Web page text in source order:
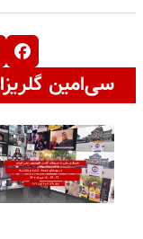
سی‌امین